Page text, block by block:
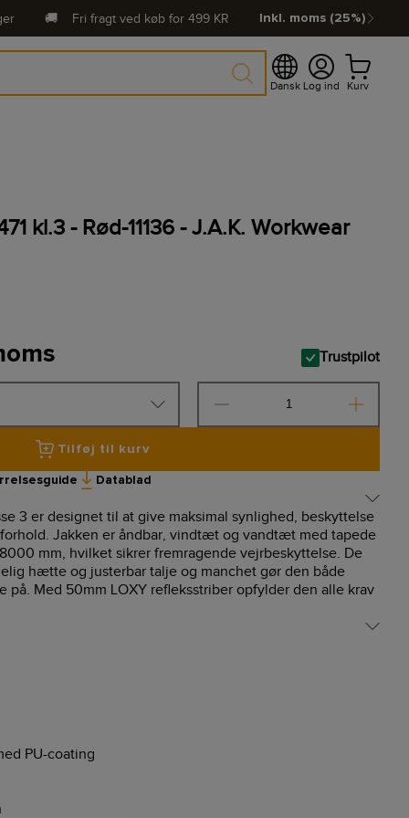
🚚 Fri fragt ved køb for 499 KR Inkl. moms (25%)
Dansk Log ind Kurv
kl.3 - Rød-11136 - J.A.K. Workwear
Trustpilot
Tilføj til kurv
Datablad
3 er designet til at give maksimal synlighed, beskyttelse
Jakken er åndbar, vindtæt og vandtæt med tapede
mm, hvilket sikrer fremragende vejrbeskyttelse. De
hætte og justerbar talje og manchet gør den både
på. Med 50mm LOXY refleksstriber opfylder den alle krav
PU-coating